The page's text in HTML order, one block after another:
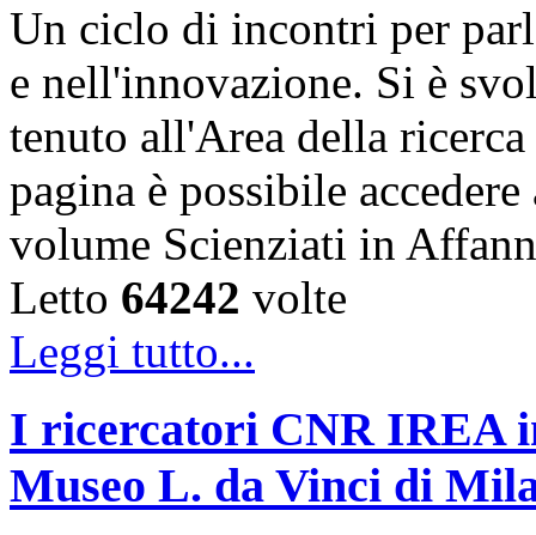
Un ciclo di incontri per
e nell'innovazione. Si è
tenuto all'Area della
pagina è possibile
volume Scienziati in
Letto 64242 volte
Leggi tutto...
I ricercatori CNR IREA
Museo L. da Vinci di